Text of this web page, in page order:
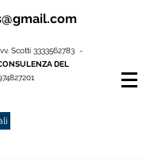
Scotti 3333562783 -
DEL